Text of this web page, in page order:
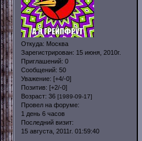
Откуда: Москва
Зарегистрирован: 15 июня, 2010г.
Приглашений: 0
Сообщений: 50
Уважение: [+4/-0]
Позитив: [+2/-0]
Возраст: 36 [1989-09-17]
Провел на форуме:
1 день 6 часов
Последний визит:
15 августа, 2011г. 01:59:40